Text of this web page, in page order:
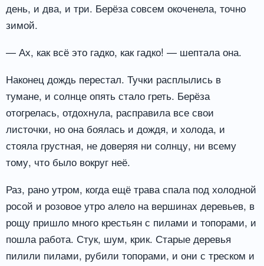
день, и два, и три. Берёза совсем окоченела, точно
зимой.
— Ах, как всё это гадко, как гадко! — шептала она.
Наконец дождь перестал. Тучки расплылись в
тумане, и солнце опять стало греть. Берёза
отогрелась, отдохнула, расправила все свои
листочки, но она боялась и дождя, и холода, и
стояла грустная, не доверяя ни солнцу, ни всему
тому, что было вокруг неё.
Раз, рано утром, когда ещё трава спала под холодной
росой и розовое утро алело на вершинах деревьев, в
рощу пришло много крестьян с пилами и топорами, и
пошла работа. Стук, шум, крик. Старые деревья
пилили пилами, рубили топорами, и они с треском и